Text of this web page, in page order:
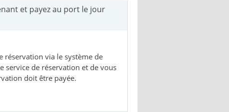
et payez au port le jour
réservation via le système de
service de réservation et de vous
doit être payée.